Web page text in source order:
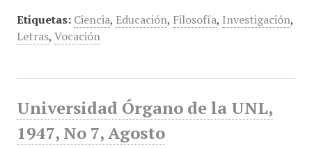
Etiquetas: Ciencia, Educación, Filosofía, Investigación,
Letras, Vocación
Universidad Órgano de la UNL,
1947, No 7, Agosto